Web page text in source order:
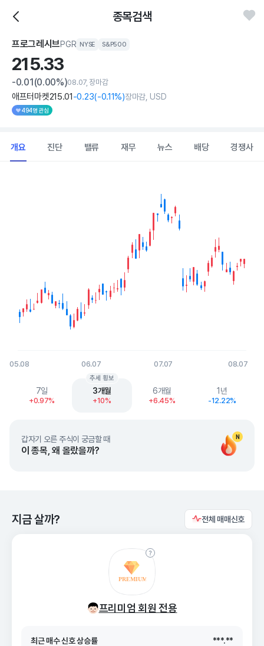
종목검색
프로그레시브PGR NYSE S&P500
215.33
-0.01(0.00%)08.07, 장마감
애프터마켓215.01-0.23(-0.11%)장마감, USD
494명 관심
개요 진단 밸류 재무 뉴스 배당 경쟁사
The chart has 1 X axis displaying Time. Data ranges from
The chart has 1 Y axis displaying values. Data ranges from 189.2
05.08 06.07 07.07 08.07
End of interactive chart.
7일
+0.97%
3개월
+10%
추세 횡보
6개월
+6.45%
1년
-12.22%
N
갑자기 오른 주식이 궁금할 때
이 종목, 왜 올랐을까?
지금 살까? 전체 매매신호
프리미엄 회원 전용
26. 08/08
최근 매수 신호 상승률 ***.**